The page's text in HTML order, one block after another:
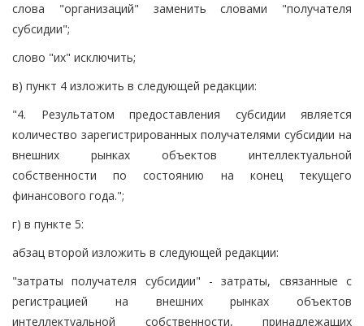
слова "организаций" заменить словами "получателя
субсидии";
слово "их" исключить;
в) пункт 4 изложить в следующей редакции:
"4. Результатом предоставления субсидии является
количество зарегистрированных получателями субсидии на
внешних рынках объектов интеллектуальной
собственности по состоянию на конец текущего
финансового года.";
г) в пункте 5:
абзац второй изложить в следующей редакции:
"затраты получателя субсидии" - затраты, связанные с
регистрацией на внешних рынках объектов
интеллектуальной собственности, принадлежащих